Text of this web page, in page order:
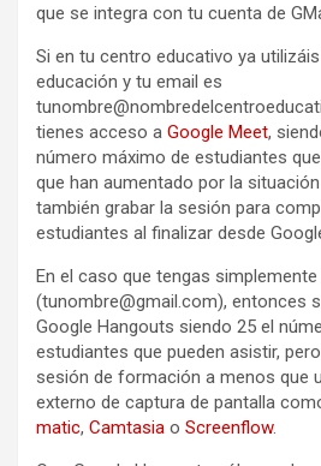
que se integra con tu cuenta de
Si en tu centro educativo ya
educación y tu email es
tienes acceso a Google Meet,
número máximo de estudiantes
que han aumentado por la
también grabar la sesión para
estudiantes al finalizar desde
En el caso que tengas
(tunombre@gmail.com), entonces
Google Hangouts siendo 25 el
estudiantes que pueden asistir,
sesión de formación a menos que
externo de captura de pantalla
matic, Camtasia o Screenflow.